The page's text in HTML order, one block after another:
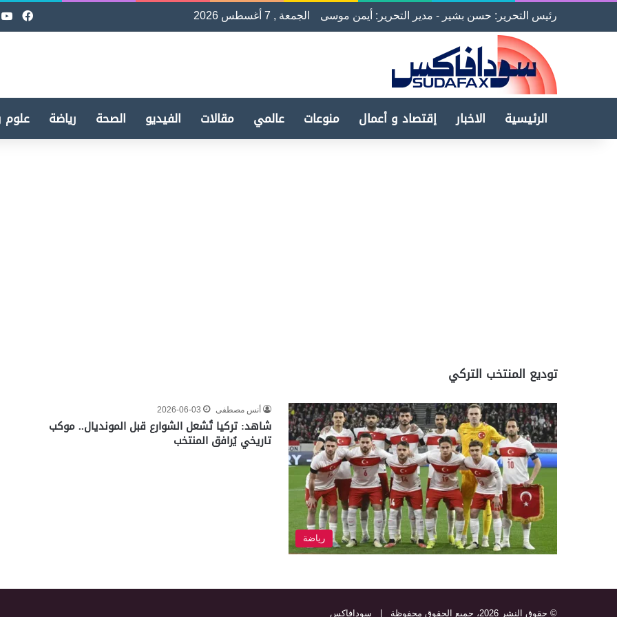
رئيس التحرير: حسن بشير - مدير التحرير: أيمن موسى الجمعة , 7 أغسطس 2026
الرئيسية الاخبار إقتصاد و أعمال منوعات عالمي مقالات الفيديو الصحة رياضة علوم
توديع المنتخب التركي
رياضة
أنس مصطفى 2026-06-03
شاهد: تركيا تُشعل الشوارع قبل المونديال.. موكب
تاريخي يُرافق المنتخب
© حقوق النشر 2026، جميع الحقوق محفوظة | سودافاكس